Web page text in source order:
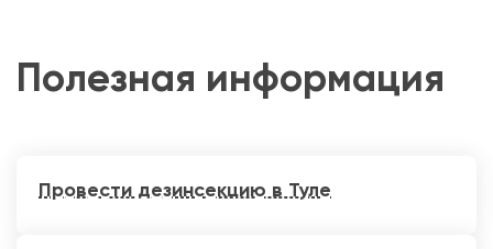
Полезная информация
Провести дезинсекцию в Туле